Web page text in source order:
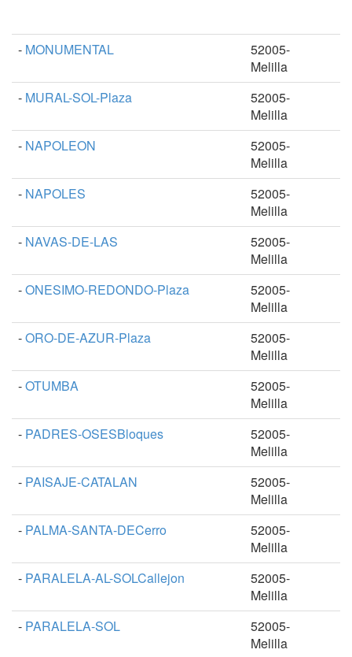
- MONUMENTAL
52005-
Melilla
- MURAL-SOL-Plaza
52005-
Melilla
- NAPOLEON
52005-
Melilla
- NAPOLES
52005-
Melilla
- NAVAS-DE-LAS
52005-
Melilla
-ONESIMO-REDONDO-Plaza
52005-
Melilla
-ORO-DE-AZUR-Plaza
52005-
Melilla
-OTUMBA
52005-
Melilla
- PADRES-OSESBloques
52005-
Melilla
- PAISAJE-CATALAN
52005-
Melilla
- PALMA-SANTA-DECerro
52005-
Melilla
- PARALELA-AL-SOLCallejon
52005-
Melilla
- PARALELA-SOL
52005-
Melilla